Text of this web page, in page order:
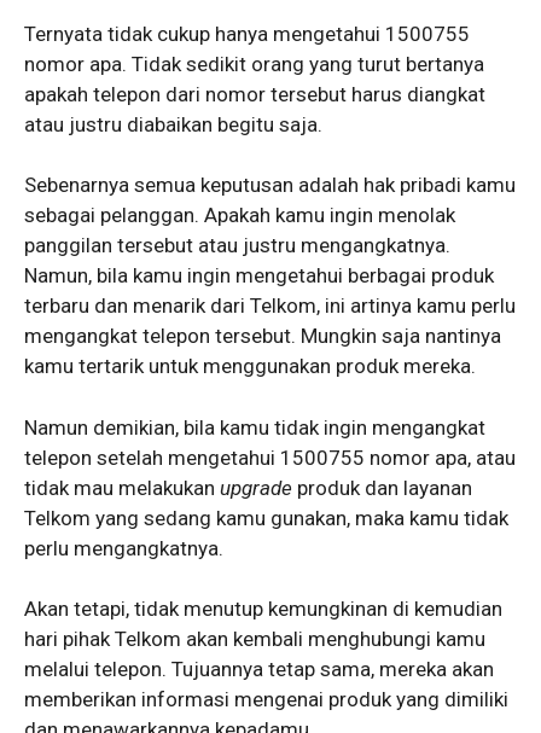
Ternyata tidak cukup hanya mengetahui 1500755
nomor apa. Tidak sedikit orang yang turut bertanya
apakah telepon dari nomor tersebut harus diangkat
atau justru diabaikan begitu saja.
Sebenarnya semua keputusan adalah hak pribadi kamu
sebagai pelanggan. Apakah kamu ingin menolak
panggilan tersebut atau justru mengangkatnya.
Namun, bila kamu ingin mengetahui berbagai produk
terbaru dan menarik dari Telkom, ini artinya kamu perlu
mengangkat telepon tersebut. Mungkin saja nantinya
kamu tertarik untuk menggunakan produk mereka.
Namun demikian, bila kamu tidak ingin mengangkat
telepon setelah mengetahui 1500755 nomor apa, atau
tidak mau melakukan upgrade produk dan layanan
Telkom yang sedang kamu gunakan, maka kamu tidak
perlu mengangkatnya.
Akan tetapi, tidak menutup kemungkinan di kemudian
hari pihak Telkom akan kembali menghubungi kamu
melalui telepon. Tujuannya tetap sama, mereka akan
memberikan informasi mengenai produk yang dimiliki